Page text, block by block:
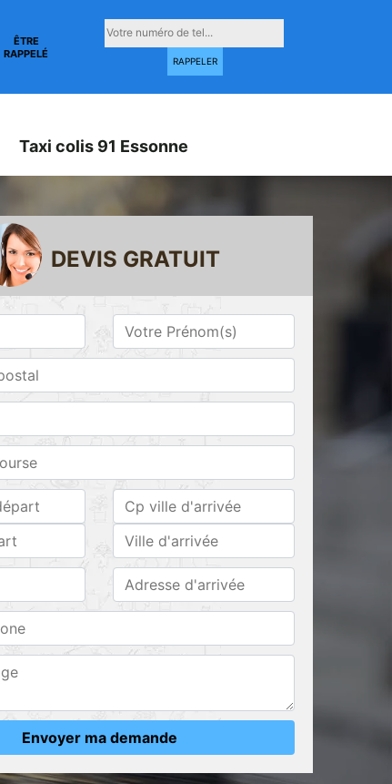
ÊTRE
RAPPELÉ
Taxi colis 91 Essonne
Taxi conventionné
91 Essonne
Essonne
DEVIS GRATUIT